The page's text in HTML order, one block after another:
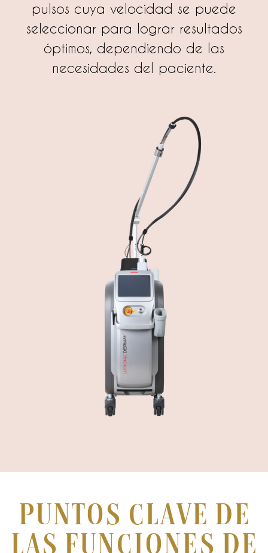
pulsos cuya velocidad se puede
seleccionar para lograr resultados
óptimos, dependiendo de las
necesidades del paciente.
Puntos clave de
las funciones de